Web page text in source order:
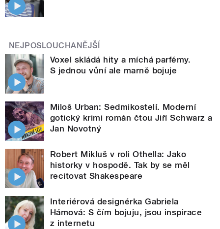
NEJPOSLOUCHANĚJŠÍ
Voxel skládá hity a míchá parfémy.
S jednou vůní ale marně bojuje
Miloš Urban: Sedmikostelí. Moderní
gotický krimi román čtou Jiří Schwarz a
Jan Novotný
Robert Mikluš v roli Othella: Jako
historky v hospodě. Tak by se měl
recitovat Shakespeare
Interiérová designérka Gabriela
Hámová: S čím bojuju, jsou inspirace
z internetu